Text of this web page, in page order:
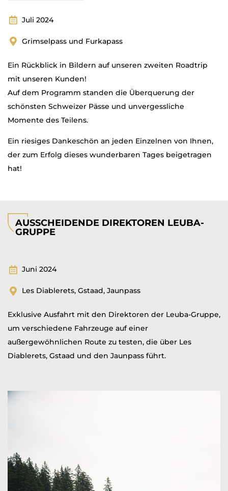
Juli 2024
Grimselpass und Furkapass
Ein Rückblick in Bildern auf unseren zweiten Roadtrip
mit unseren Kunden!
Auf dem Programm standen die Überquerung der
schönsten Schweizer Pässe und unvergessliche
Momente des Teilens.
Ein riesiges Dankeschön an jeden Einzelnen von Ihnen,
der zum Erfolg dieses wunderbaren Tages beigetragen
hat!
AUSSCHEIDENDE DIREKTOREN LEUBA-
GRUPPE
Juni 2024
Les Diablerets, Gstaad, Jaunpass
Exklusive Ausfahrt mit den Direktoren der Leuba-Gruppe,
um verschiedene Fahrzeuge auf einer
außergewöhnlichen Route zu testen, die über Les
Diablerets, Gstaad und den Jaunpass führt.